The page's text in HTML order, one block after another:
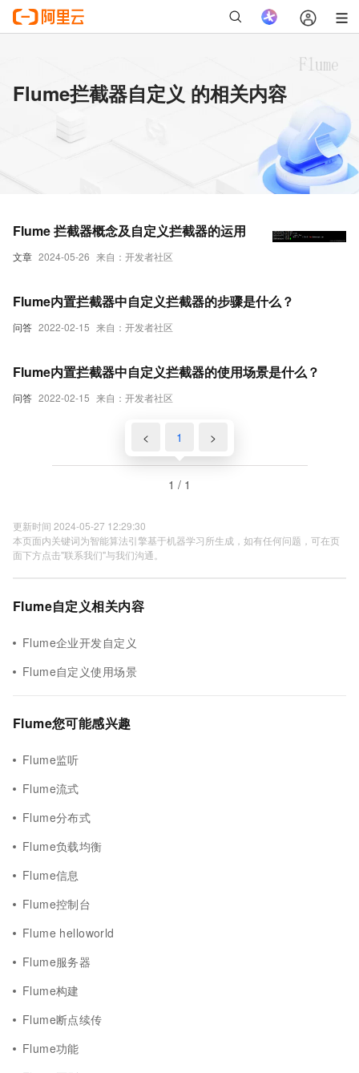
Flume拦截器自定义 的相关内容
文章 2024-05-26 来自：开发者社区
Flume 拦截器概念及自定义拦截器的运用
问答 2022-02-15 来自：开发者社区
Flume内置拦截器中自定义拦截器的步骤是什么？
问答 2022-02-15 来自：开发者社区
Flume内置拦截器中自定义拦截器的使用场景是什么？
< 1 >
1 / 1
更新时间 2024-05-27 12:29:30
本页面内关键词为智能算法引擎基于机器学习所生成，如有任何问题，可在页
面下方点击"联系我们"与我们沟通。
Flume自定义相关内容
Flume企业开发自定义
Flume自定义使用场景
Flume您可能感兴趣
Flume监听
Flume流式
Flume分布式
Flume负载均衡
Flume信息
Flume控制台
Flume helloworld
Flume服务器
Flume构建
Flume断点续传
Flume功能